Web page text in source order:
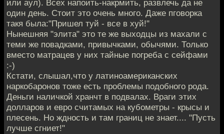
или аул). Всех напоить-накрмить, развлечь да не
один день. Стоит это очень много. Даже пговорка
такя была:"Пришел туй - все в хуй!"
Нынешняя "элита" это те же выходцы из махали с
теми же повадками, привычками, обычями. Только
вместо матрацев у них тайные погреба с сейфами
:-)
Кстати, слышал,что у латиноамериканских
наркобаронов тоже есть проблемы подобного рода.
Деньги наличкой хранчт в подвалах. Враги этих
долларов и евро считамых на кубометры - крысы и
плесень. Но ждность и там границ не знает.... "Пусть
лучше сгниет!"